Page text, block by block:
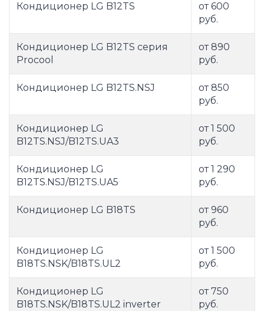
Кондиционер LG B12TS
от 600
руб.
Кондиционер LG B12TS серия
Procool
от 890
руб.
Кондиционер LG B12TS.NSJ
от 850
руб.
Кондиционер LG
B12TS.NSJ/B12TS.UA3
от 1 500
руб.
Кондиционер LG
B12TS.NSJ/B12TS.UA5
от 1 290
руб.
Кондиционер LG B18TS
от 960
руб.
Кондиционер LG
B18TS.NSK/B18TS.UL2
от 1 500
руб.
Кондиционер LG
B18TS.NSK/B18TS.UL2 inverter
от 750
руб.